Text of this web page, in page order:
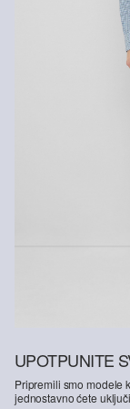
UPOTPUNITE
Pripremili smo modele
jednostavno ćete